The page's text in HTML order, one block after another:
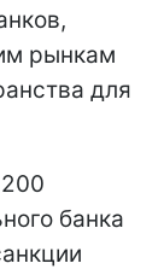
рынкам
для
банка